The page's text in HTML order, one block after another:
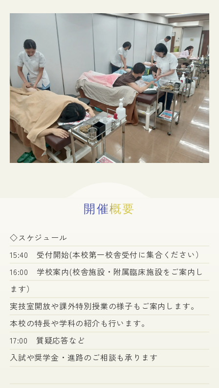
入試情報
イベント
お知らせ
よくある質問
お問い合わせ
個人情報保護方針
アクセス
附属臨床施設
対象者別
開催概要
◇スケジュール
15:40 受付開始(本校第一校舎受付に集合ください）
16:00 学校案内(校舎施設・附属臨床施設をご案内し
ます）
実技室開放や課外特別授業の様子もご案内します。
本校の特長や学科の紹介も行います。
17:00 質疑応答など
入試や奨学金・進路のご相談も承ります